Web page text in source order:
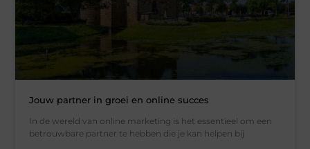
Jouw partner in groei en online succes
In de wereld van online marketing is het essentieel om een
betrouwbare partner te hebben die je kan helpen bij